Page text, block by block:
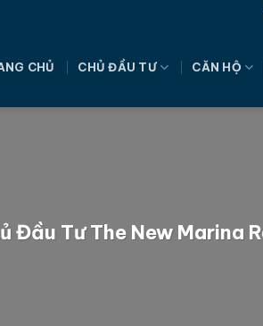
CHỦ CHỦ ĐẦU TƯ CĂN HỘ
Đầu Tư The New Marina